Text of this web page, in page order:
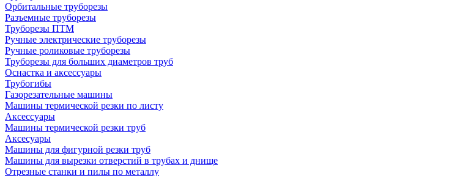
Орбитальные труборезы
Разъемные труборезы
Труборезы ПТМ
Ручные электрические труборезы
Ручные роликовые труборезы
Труборезы для больших диаметров труб
Оснастка и аксессуары
Трубогибы
Газорезательные машины
Машины термической резки по листу
Аксессуары
Машины термической резки труб
Аксесуары
Машины для фигурной резки труб
Машины для вырезки отверстий в трубах и днище
Отрезные станки и пилы по металлу